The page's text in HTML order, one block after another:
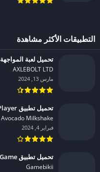
التطبيقات الأكثر مشاهدة
تحميل لعبة المواجهة 2 مهكرة للاندرويد 2024
AXLEBOLT LTD‏
مارس 13, 2024
تحميل تطبيق Provid Video Player مهكر للاندرويد 2024
Avocado Milkshake‏
فبراير 4, 2024
تحميل تطبيق Bikii Cloud Game مهكر للاندرويد 2024
Gamebikii‏